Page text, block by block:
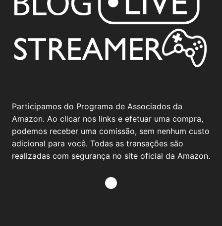
Participamos do Programa de Associados da
Amazon. Ao clicar nos links e efetuar uma compra,
podemos receber uma comissão, sem nenhum custo
adicional para você. Todas as transações são
realizadas com segurança no site oficial da Amazon.